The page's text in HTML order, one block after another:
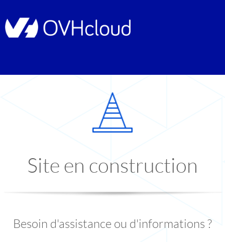
Site en construction
Besoin d'assistance ou d'informations ?